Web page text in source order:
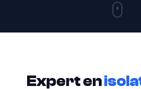
Expert en